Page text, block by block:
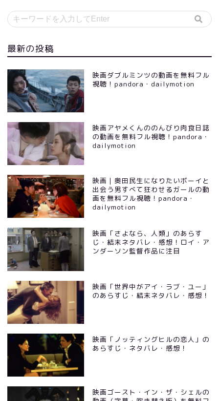
最新の投稿
映画ダブルミンツの動画を無料フル
視聴！pandora・dailymotion
映画アヤメくんののんびり肉食日誌
の動画を無料フル視聴！pandora・
dailymotion
映画｜奥田民生になりたいボーイと
出会う男すべて狂わせるガールの動
画を無料フル視聴！pandora・
dailymotion
映画「さよなら、人類」のあらす
じ・結末ネタバレ・感想！ロイ・ア
ンダーソン監督作品に注目
映画「世界中がアイ・ラブ・ユー」
のあらすじ・結末ネタバレ・感想！
映画「ノッティングヒルの恋人」の
あらすじ・ネタバレ・感想！
映画ゴースト・イン・ザ・シェルの